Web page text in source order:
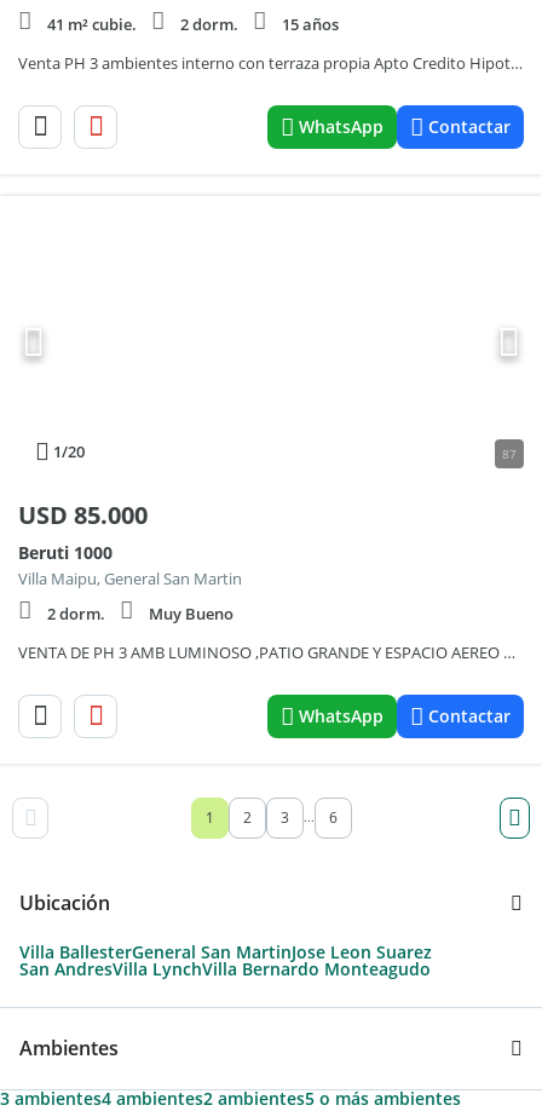
41 m² cubie.
2 dorm.
15 años
Venta PH 3 ambientes interno con terraza propia Apto Credito Hipotecario en Villa Maipu San Martin
WhatsApp Contactar
1/20 87
USD 85.000
Beruti 1000
Villa Maipu, General San Martin
2 dorm.
Muy Bueno
VENTA DE PH 3 AMB LUMINOSO ,PATIO GRANDE Y ESPACIO AEREO PROPIO PARA AMPLIAR O HACER OTRO DPTO
WhatsApp Contactar
1 2 3 ... 6
Ubicación
Villa BallesterGeneral San MartinJose Leon Suarez
San AndresVilla LynchVilla Bernardo Monteagudo
Ambientes
3 ambientes4 ambientes2 ambientes5 o más ambientes